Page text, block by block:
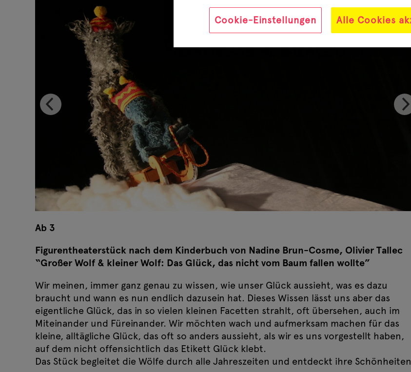
Ab 3
Figurentheaterstück nach dem Kinderbuch von Nadine Brun-Cosme, Olivier Tallec
“Großer Wolf & kleiner Wolf: Das Glück, das nicht vom Baum fallen wollte”
Wir meinen, immer ganz genau zu wissen, wie unser Glück aussieht, was es dazu
braucht und wann es nun endlich dazusein hat. Dieses Wissen lässt uns aber das
eigentliche Glück, das in so vielen kleinen Facetten strahlt, oft übersehen, auch im
Miteinander und Füreinander. Wir möchten wach und aufmerksam machen für das
kleine, alltägliche Glück, das oft so anders aussieht, als wir es uns vorgestellt haben,
auf dem nicht offensichtlich das Etikett Glück klebt.
Das Stück begleitet die Wölfe durch alle Jahreszeiten und entdeckt ihre
Alle Cookies
Cookie-Einstellungen